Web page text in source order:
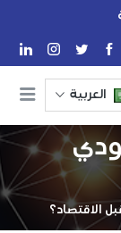
العربية
الاقتصاد؟